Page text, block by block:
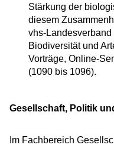
Stärkung der
diesem
vhs-
Biodiversität und
Vorträge, Online-
(1090 bis 1096).
Gesellschaft, Politik
Im Fachbereich